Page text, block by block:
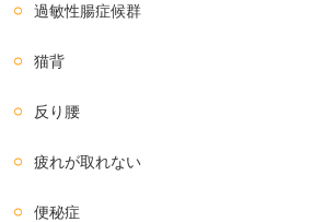
過敏性腸症候群
猫背
反り腰
疲れが取れない
便秘症